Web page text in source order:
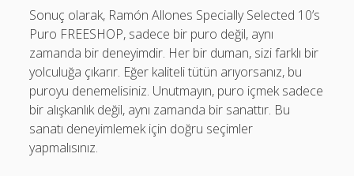
Sonuç olarak, Ramón Allones Specially Selected 10’s
Puro FREESHOP, sadece bir puro değil, aynı
zamanda bir deneyimdir. Her bir duman, sizi farklı bir
yolculuğa çıkarır. Eğer kaliteli tütün arıyorsanız, bu
puroyu denemelisiniz. Unutmayın, puro içmek sadece
bir alışkanlık değil, aynı zamanda bir sanattır. Bu
sanatı deneyimlemek için doğru seçimler
yapmalısınız.